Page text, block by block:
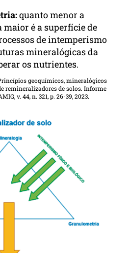
quanto menor a
é a superfície de
de intemperismo
mineralógicas da
os nutrientes.
geoquímicos, mineralógicos
remineralizadores de solos. Informe
v. 44, n. 321, p. 26-39, 2023.